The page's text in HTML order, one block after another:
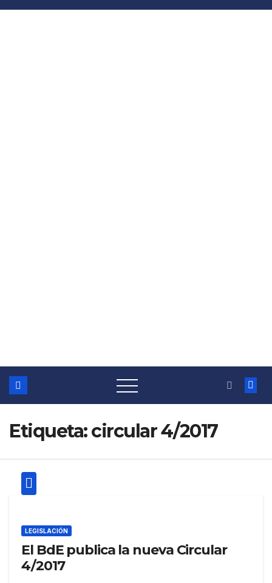
Saltar
Etiqueta:circular 4/2017
LEGISLACIÓN
El BdE publica la nueva Circular
4/2017